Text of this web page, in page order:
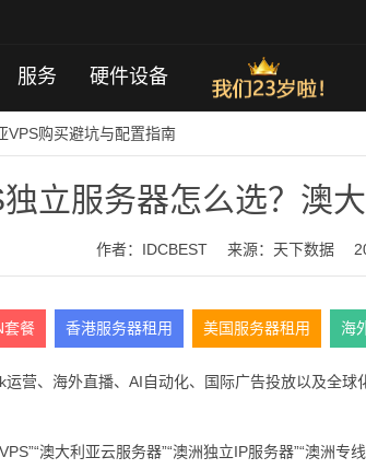
服务 硬件设备
VPS购买避坑与配置指南
立服务器怎么选？澳
作者：IDCBEST 来源： 天下数据
套餐 香港服务器租用 美国服务器租用 海
运营、海外直播、AI自动化、国际广告投放以及全
澳大利亚云服务器”“澳洲独立IP服务器”“澳洲专